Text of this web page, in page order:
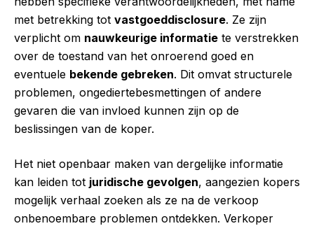
met betrekking tot vastgoeddisclosure. Ze zijn
verplicht om nauwkeurige informatie te verstrekken
over de toestand van het onroerend goed en
eventuele bekende gebreken. Dit omvat structurele
problemen, ongediertebesmettingen of andere
gevaren die van invloed kunnen zijn op de
beslissingen van de koper.
Het niet openbaar maken van dergelijke informatie
kan leiden tot juridische gevolgen, aangezien kopers
mogelijk verhaal zoeken als ze na de verkoop
onbenoembare problemen ontdekken. Verkoper